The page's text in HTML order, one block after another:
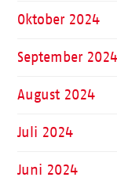
Oktober 2024
September 2024
August 2024
Juli 2024
Juni 2024